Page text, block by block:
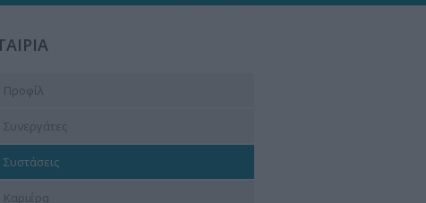
Προφίλ
Συνεργάτες
Συστάσεις
Καριέρα